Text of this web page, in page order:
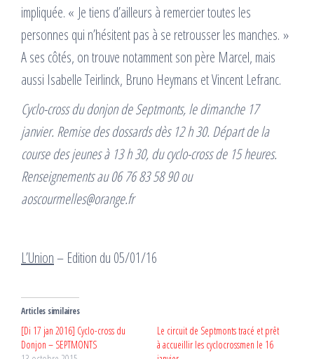
impliquée. « Je tiens d’ailleurs à remercier toutes les
personnes qui n’hésitent pas à se retrousser les manches. »
A ses côtés, on trouve notamment son père Marcel, mais
aussi Isabelle Teirlinck, Bruno Heymans et Vincent Lefranc.
Cyclo-cross du donjon de Septmonts, le dimanche 17
janvier. Remise des dossards dès 12 h 30. Départ de la
course des jeunes à 13 h 30, du cyclo-cross de 15 heures.
Renseignements au 06 76 83 58 90 ou
aoscourmelles@orange.fr
L’Union– Edition du 05/01/16
Articles similaires
[Di 17 jan 2016] Cyclo-cross du
Donjon – SEPTMONTS
Le circuit de Septmonts tracé et prêt
à accueillir les cyclocrossmen le 16